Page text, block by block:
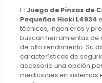
El Juego de Pinzas de
Pequeñas Hioki L4934
técnicos, ingenieros y
buscan herramientas de
de alto rendimiento. Su
características de
accesorio una opción
mediciones en sistemas